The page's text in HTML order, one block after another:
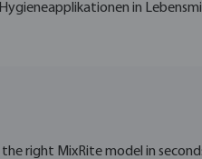
in
right MixRite model in